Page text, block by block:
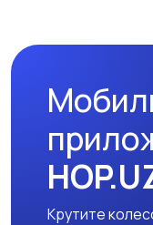
Крутите